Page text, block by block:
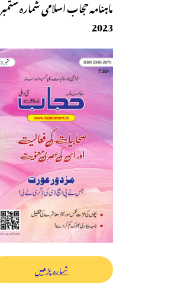
ماہنامہ حجاب اسلامی شمارہ ستمبر
2023
شمارہ پڑھیں